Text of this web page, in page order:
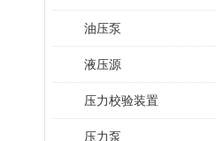
油压泵
液压源
压力校验装置
压力泵